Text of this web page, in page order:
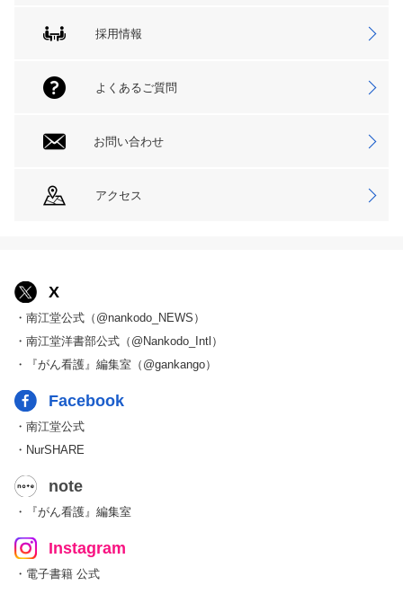
採用情報
よくあるご質問
お問い合わせ
アクセス
X
・南江堂公式（@nankodo_NEWS）
・南江堂洋書部公式（@Nankodo_Intl）
・『がん看護』編集室（@gankango）
Facebook
・南江堂公式
・NurSHARE
note
・『がん看護』編集室
Instagram
・電子書籍 公式